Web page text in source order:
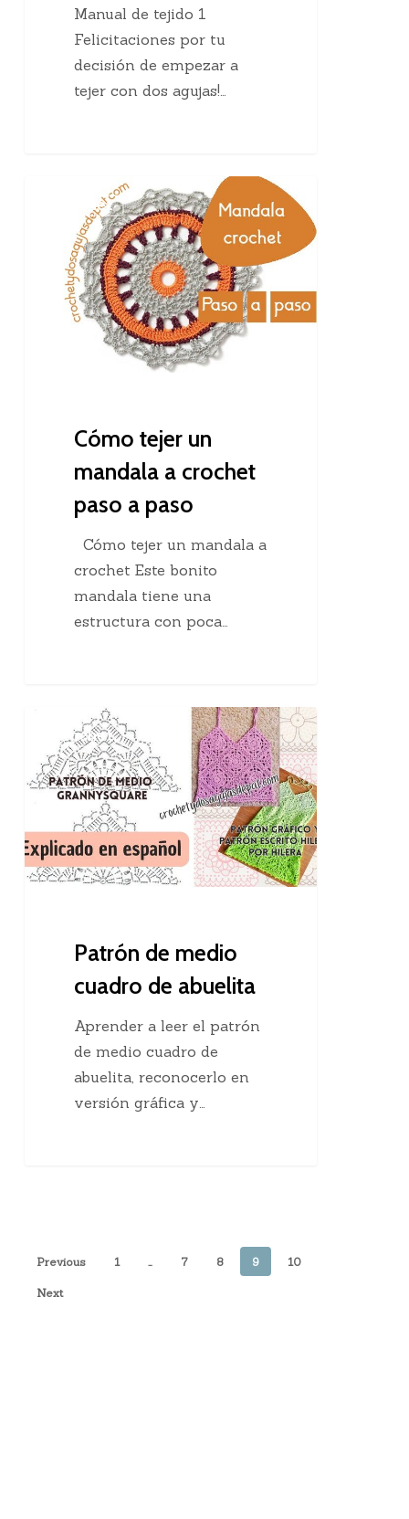
Manual de tejido 1
Felicitaciones por tu
decisión de empezar a
tejer con dos agujas!…
mandala
crochet
Crochet
Cómo tejer un
mandala a crochet
paso a paso
Cómo tejer un mandala a
crochet Este bonito
mandala tiene una
estructura con poca…
medio
cuadro
abuelita
Crochet
Patrón de medio
cuadro de abuelita
Aprender a leer el patrón
de medio cuadro de
abuelita, reconocerlo en
versión gráfica y…
Previous 1 … 7 8 9 10
Next